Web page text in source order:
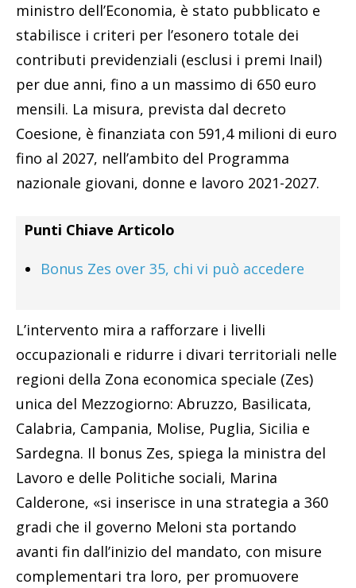
ministro dell’Economia, è stato pubblicato e
stabilisce i criteri per l’esonero totale dei
contributi previdenziali (esclusi i premi Inail)
per due anni, fino a un massimo di 650 euro
mensili. La misura, prevista dal decreto
Coesione, è finanziata con 591,4 milioni di euro
fino al 2027, nell’ambito del Programma
nazionale giovani, donne e lavoro 2021-2027.
Punti Chiave Articolo
Bonus Zes over 35, chi vi può accedere
L’intervento mira a rafforzare i livelli
occupazionali e ridurre i divari territoriali nelle
regioni della Zona economica speciale (Zes)
unica del Mezzogiorno: Abruzzo, Basilicata,
Calabria, Campania, Molise, Puglia, Sicilia e
Sardegna. Il bonus Zes, spiega la ministra del
Lavoro e delle Politiche sociali, Marina
Calderone, «si inserisce in una strategia a 360
gradi che il governo Meloni sta portando
avanti fin dall’inizio del mandato, con misure
complementari tra loro, per promuovere